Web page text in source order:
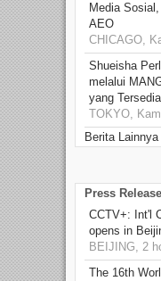
Media
AEO
CHICAGO,
Shueisha
melalui
yang
TOKYO,
Berita Lainnya
Press
CCTV+: Int'l
opens in
BEIJING, 2
The 16th